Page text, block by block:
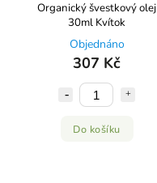
Organický švestkový olej
30ml Kvítok
Objednáno
307 Kč
Do košíku